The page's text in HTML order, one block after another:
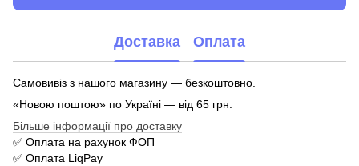
Доставка Оплата
Самовивіз з нашого магазину — безкоштовно.
«Новою поштою» по Україні — від 65 грн.
Більше інформації про доставку
✅ Оплата на рахунок ФОП
✅ Оплата LiqPay